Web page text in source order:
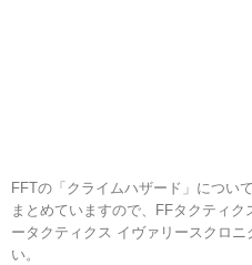
FFTの「クライムハザード」につい
まとめていますので、FFタクティ
ータクティクス イヴァリースクロ
い。